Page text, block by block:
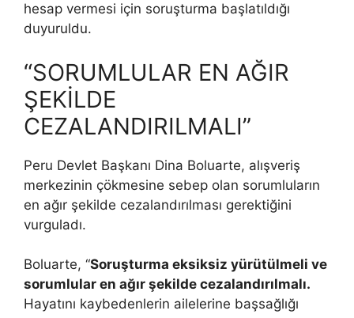
hesap vermesi için soruşturma başlatıldığı
duyuruldu.
“SORUMLULAR EN AĞIR
ŞEKİLDE
CEZALANDIRILMALI”
Peru Devlet Başkanı Dina Boluarte, alışveriş
merkezinin çökmesine sebep olan sorumluların
en ağır şekilde cezalandırılması gerektiğini
vurguladı.
Boluarte, “Soruşturma eksiksiz yürütülmeli ve
sorumlular en ağır şekilde cezalandırılmalı.
Hayatını kaybedenlerin ailelerine başsağlığı